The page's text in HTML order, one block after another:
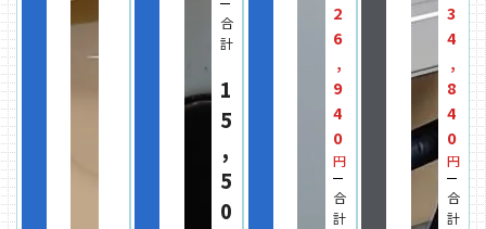
合
計
1
5
,
5
0
2
6
,
9
4
0
円
合
計
3
4
,
8
4
0
円
合
計